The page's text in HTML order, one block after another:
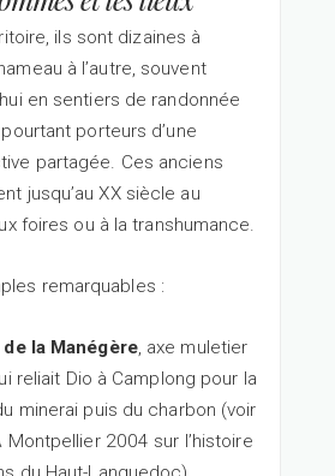
ils sont dizaines à
à l’autre, souvent
en sentiers de randonnée
porteurs d’une
partagée. Ces anciens
jusqu’au XX siècle au
foires ou à la transhumance.
remarquables :
la Manégère, axe muletier
reliait Dio à Camplong pour la
minerai puis du charbon (voir
Montpellier 2004 sur l’histoire